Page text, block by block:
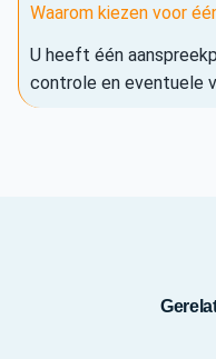
Waarom kiezen voor
U heeft één
controle en eventuele